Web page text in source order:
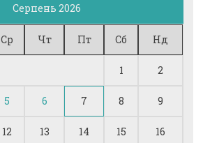
Серпень 2026
Ср Чт Пт Сб Нд
1 2
5 6 7 8 9
12 13 14 15 16